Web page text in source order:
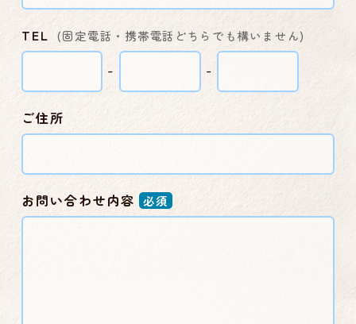
TEL (固定電話・携帯電話どちらでも構いません)
- -
ご住所
お問い合わせ内容 必須